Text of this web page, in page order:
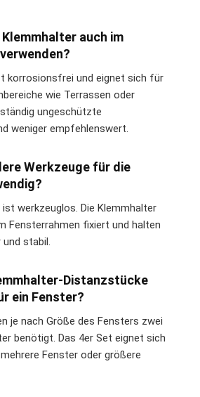
Klemmhalter auch im
korrosionsfrei und eignet sich für
wie Terrassen oder
ungeschützte
weniger empfehlenswert.
Werkzeuge für die
werkzeuglos. Die Klemmhalter
Fensterrahmen fixiert und halten
stabil.
Distanzstücke
ein Fenster?
je nach Größe des Fensters zwei
benötigt. Das 4er Set eignet sich
Fenster oder größere